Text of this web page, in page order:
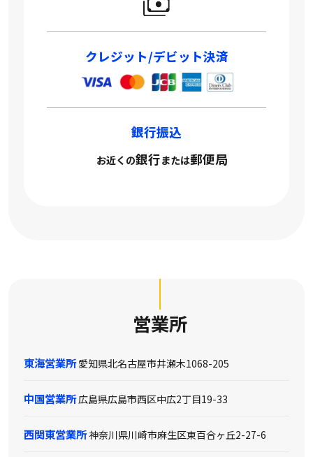
クレジット/デビット決済
銀行振込
お近くの銀行または郵便局
営業所
東海営業所 愛知県北名古屋市井瀬木1068-205
中国営業所広島県広島市西区中広2丁目19-33
西関東営業所神奈川県川崎市麻生区東百合ヶ丘2-27-6